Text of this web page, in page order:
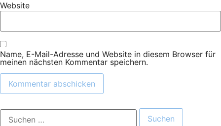
Website
Name, E-Mail-Adresse und Website in diesem Browser für
meinen nächsten Kommentar speichern.
Suchen
nach: